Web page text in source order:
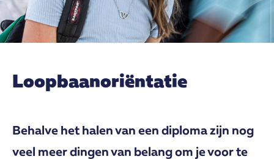
Loopbaanoriëntatie
Behalve het halen van een diploma zijn nog
veel meer dingen van belang om je voor te